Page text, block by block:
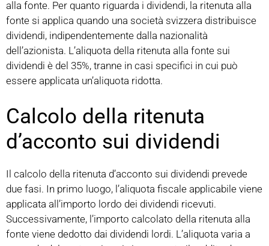
alla fonte. Per quanto riguarda i dividendi, la ritenuta alla
fonte si applica quando una società svizzera distribuisce
dividendi, indipendentemente dalla nazionalità
dell’azionista. L’aliquota della ritenuta alla fonte sui
dividendi è del 35%, tranne in casi specifici in cui può
essere applicata un’aliquota ridotta.
Calcolo della ritenuta
d’acconto sui dividendi
Il calcolo della ritenuta d’acconto sui dividendi prevede
due fasi. In primo luogo, l’aliquota fiscale applicabile viene
applicata all’importo lordo dei dividendi ricevuti.
Successivamente, l’importo calcolato della ritenuta alla
fonte viene dedotto dai dividendi lordi. L’aliquota varia a